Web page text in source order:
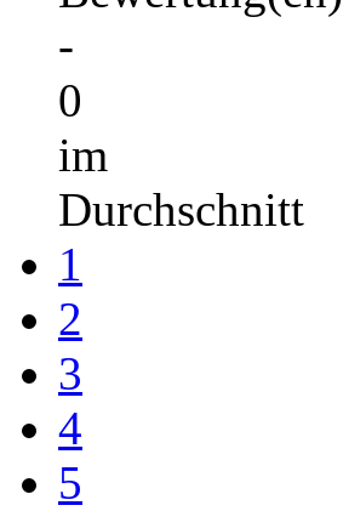
-
0
im
Durchschnitt
1
2
3
4
5